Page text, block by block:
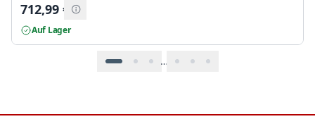
712,99 €
Auf Lager
…